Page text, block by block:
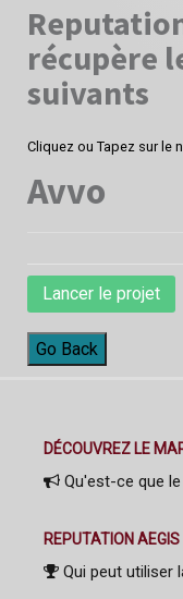
récupère
suivants
Cliquez ou Tapez sur le
Avvo
Lancer le projet
Go Back
DÉCOUVREZ LE
Qu'est-ce que
REPUTATION AEGIS
Qui peut utiliser